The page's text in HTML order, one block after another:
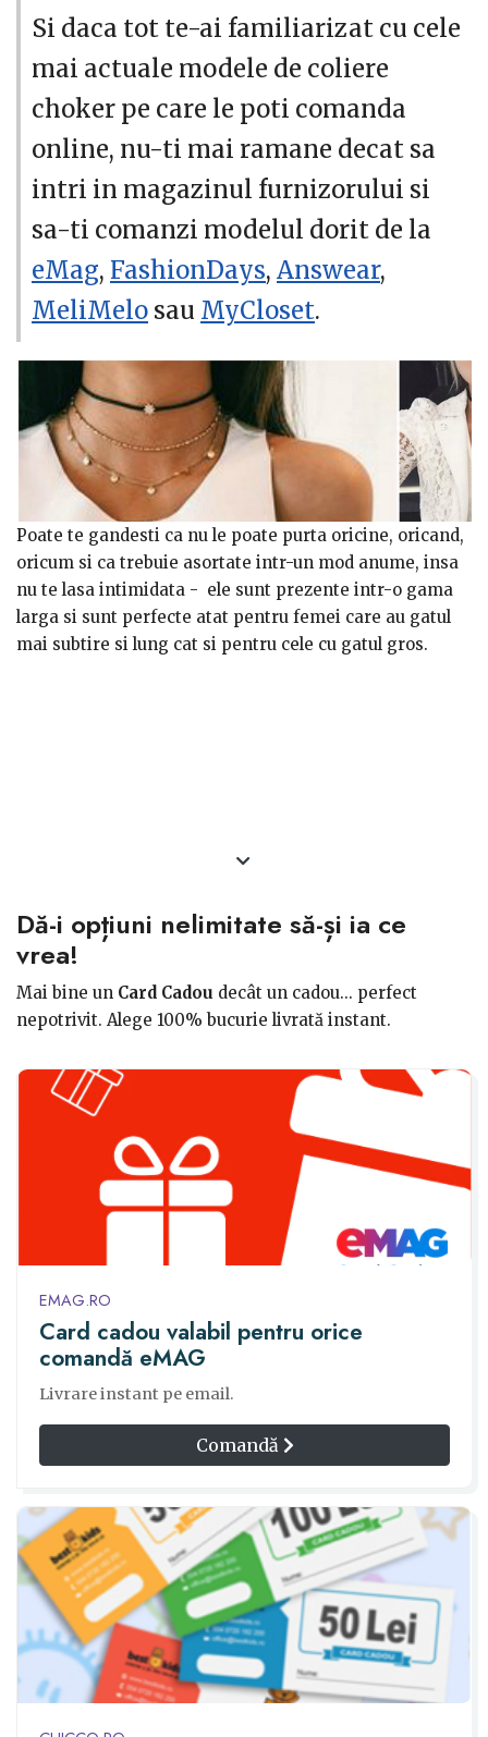
Si daca tot te-ai familiarizat cu cele
mai actuale modele de coliere
choker pe care le poti comanda
online, nu-ti mai ramane decat sa
intri in magazinul furnizorului si
sa-ti comanzi modelul dorit de la
eMag, FashionDays, Answear,
MeliMelo sau MyCloset.
Poate te gandesti ca nu le poate purta oricine, oricand,
oricum si ca trebuie asortate intr-un mod anume, insa
nu te lasa intimidata - ele sunt prezente intr-o gama
larga si sunt perfecte atat pentru femei care au gatul
mai subtire si lung cat si pentru cele cu gatul gros.
Dă-i opțiuni nelimitate să-și ia ce
vrea!
Mai bine un Card Cadou decât un cadou... perfect
nepotrivit. Alege 100% bucurie livrată instant.
EMAG.RO
Card cadou valabil pentru orice
comandă eMAG
Livrare instant pe email.
Comandă